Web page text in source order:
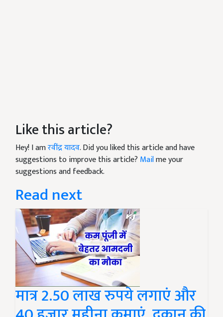
Like this article?
Hey! I amरवींद्र यादव. Did you liked this article and have
suggestions to improve this article? Mailme your
suggestions and feedback.
Read next
मात्र 2.50 लाख रुपये लगाएं और